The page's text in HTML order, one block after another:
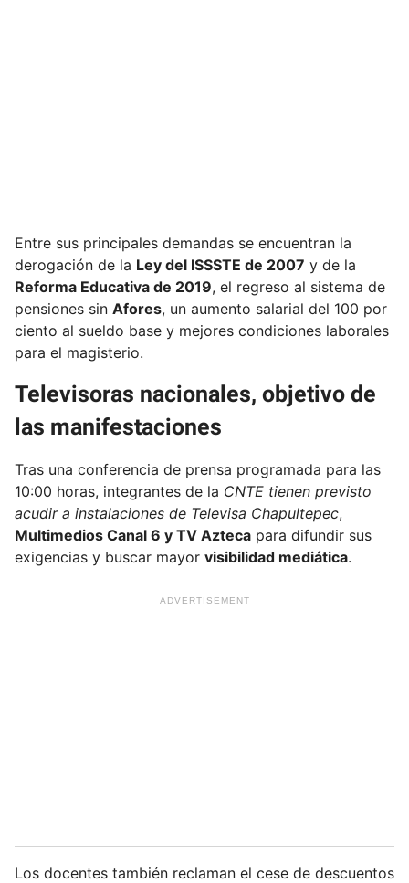
Entre sus principales demandas se encuentran la
derogación de la Ley del ISSSTE de 2007 y de la
Reforma Educativa de 2019, el regreso al sistema de
pensiones sin Afores, un aumento salarial del 100 por
ciento al sueldo base y mejores condiciones laborales
para el magisterio.
Televisoras nacionales, objetivo de
las manifestaciones
Tras una conferencia de prensa programada para las
10:00 horas, integrantes de la CNTE tienen previsto
acudir a instalaciones de Televisa Chapultepec,
Multimedios Canal 6 y TV Azteca para difundir sus
exigencias y buscar mayor visibilidad mediática.
Los docentes también reclaman el cese de descuentos